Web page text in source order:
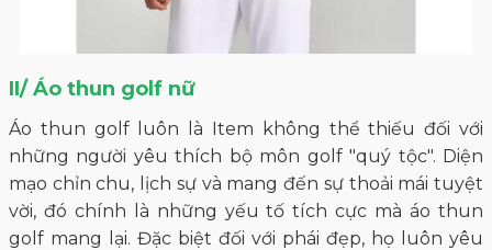
II/ Áo thun golf nữ
Áo thun golf luôn là Item không thể thiếu đối với
những người yêu thích bộ môn golf "quý tộc". Diện
mạo chỉn chu, lịch sự và mang đến sự thoải mái tuyệt
vời, đó chính là những yếu tố tích cực mà áo thun
golf mang lại. Đặc biệt đối với phái đẹp, họ luôn yêu